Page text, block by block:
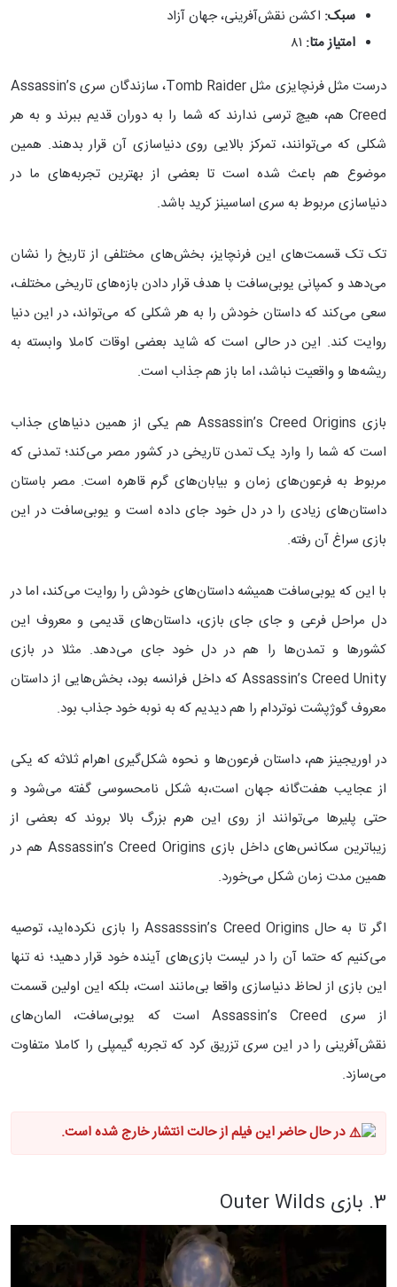
سبک: اکشن نقش‌آفرینی، جهان آزاد
امتیاز متا: ۸۱
درست مثل فرنچایزی مثل Tomb Raider، سازندگان سری Assassin’s
Creed هم، هیچ‌ ترسی ندارند که شما را به دوران قدیم ببرند و به هر
شکلی که می‌توانند، تمرکز بالایی روی دنیاسازی آن قرار بدهند. همین
موضوع هم باعث شده است تا بعضی از بهترین تجربه‌های ما در
دنیاسازی مربوط به سری اساسینز کرید باشد.
تک تک قسمت‌های این فرنچایز، بخش‌های مختلفی از تاریخ را نشان
می‌دهد و کمپانی یوبی‌سافت با هدف قرار دادن بازه‌های تاریخی مختلف،
سعی می‌کند که داستان خودش را به هر شکلی که می‌تواند، در این دنیا
روایت کند. این در حالی است که شاید بعضی اوقات کاملا وابسته به
ریشه‌ها و واقعیت نباشد، اما باز هم جذاب است.
بازی Assassin’s Creed Origins هم یکی از همین دنیاهای جذاب
است که شما را وارد یک تمدن تاریخی در کشور مصر می‌کند؛ تمدنی که
مربوط به فرعون‌های زمان و بیابان‌های گرم قاهره است. مصر باستان
داستان‌های زیادی را در دل خود جای داده است و یوبی‌سافت در این
بازی سراغ آن رفته.
با این که یوبی‌سافت همیشه داستان‌های خودش را روایت می‌کند، اما در
دل مراحل فرعی و جای جای بازی، داستان‌های قدیمی و معروف این
کشورها و تمدن‌ها را هم در دل خود جای می‌دهد. مثلا در بازی
Assassin’s Creed Unity که داخل فرانسه بود، بخش‌هایی از داستان
معروف گوژپشت نوتردام را هم دیدیم که به نوبه خود جذاب بود.
در اوریجینز هم، داستان فرعون‌ها و نحوه شکل‌گیری اهرام ثلاثه که یکی
از عجایب هفت‌‌گانه جهان است،به شکل نامحسوسی گفته می‌شود و
حتی پلیرها می‌توانند از روی این هرم بزرگ بالا بروند که بعضی از
زیباترین سکانس‌های داخل بازی Assassin’s Creed Origins هم در
همین مدت زمان شکل می‌خورد.
اگر تا به حال Assasssin’s Creed Origins را بازی نکرده‌اید، توصیه
می‌کنیم که حتما آن را در لیست بازی‌های آینده خود قرار دهید؛ نه تنها
این بازی از لحاظ دنیاسازی واقعا بی‌مانند است، بلکه این اولین قسمت
از سری Assassin’s Creed است که یوبی‌سافت، المان‌های
نقش‌آفرینی را در این سری تزریق کرد که تجربه گیمپلی را کاملا متفاوت
می‌سازد.
در حال حاضر این فیلم از حالت انتشار خارج شده است.
3. بازی Outer Wilds